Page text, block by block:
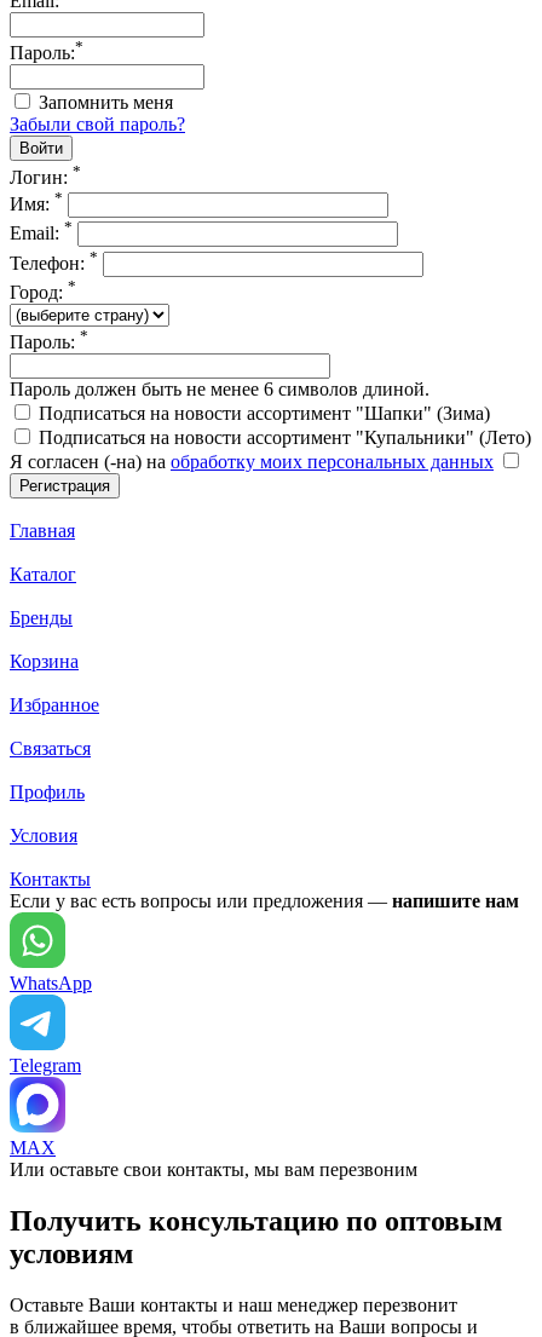
Пароль:*
Запомнить меня
Забыли свой пароль?
Логин: *
Имя: *
Email: *
Телефон: *
Город: *
Пароль: *
Пароль должен быть не менее 6 символов длиной.
Подписаться на новости ассортимент "Шапки" (Зима)
Подписаться на новости ассортимент "Купальники" (Лето)
Я согласен (-на) на обработку моих персональных данных
Главная
Каталог
Бренды
Корзина
Избранное
Связаться
Профиль
Условия
Контакты
Если у вас есть вопросы или предложения — напишите нам
WhatsApp
Telegram
MAX
Или оставьте свои контакты, мы вам перезвоним
Получить консультацию по оптовым
условиям
Оставьте Ваши контакты и наш менеджер перезвонит
в ближайшее время, чтобы ответить на Ваши вопросы и